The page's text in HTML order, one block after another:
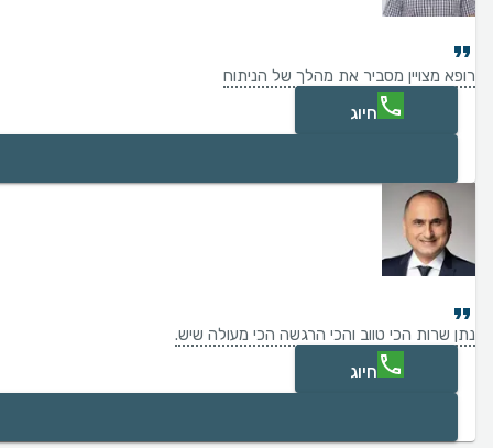
רופא מצויין מסביר את מהלך של הניתוח
חיוג
נתן שרות הכי טווב והכי הרגשה הכי מעולה שיש.
חיוג